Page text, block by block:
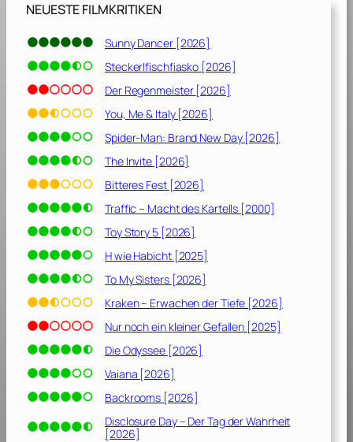
0
0
NEUESTE FILMKRITIKEN
Sunny Dancer [2026]
Steckerlfischfiasko [2026]
Der Regenmeister [2026]
You, Me & Italy [2026]
Spider-Man: Brand New Day [2026]
The Invite [2026]
Bitteres Fest [2026]
Traffic – Macht des Kartells [2000]
Toy Story 5 [2026]
H wie Habicht [2025]
To My Sisters [2026]
Kraken – Erwachen der Tiefe [2026]
Nur noch ein kleiner Gefallen [2025]
Die Odyssee [2026]
Vaiana [2026]
Backrooms [2026]
Disclosure Day – Der Tag der Wahrheit
[2026]